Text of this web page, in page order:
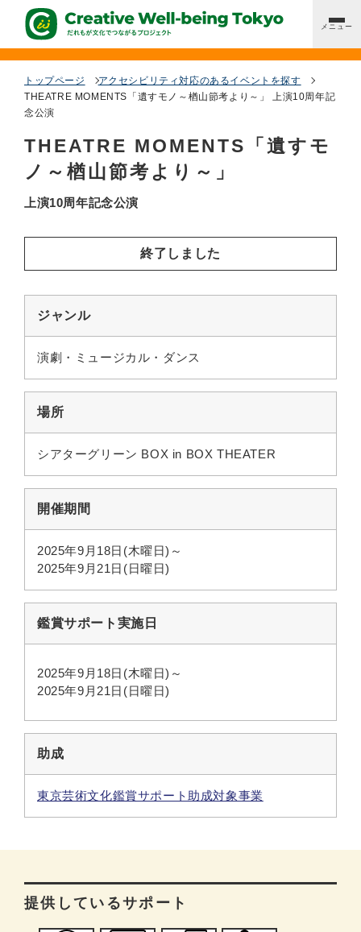
メニュー
アクセシビリティ対応のあるイベントを探す
鑑賞・参画サポートへの支援・助成
検索
トップページ
アクセシビリティ対応のあるイベントを探す
THEATRE MOMENTS「遺すモノ～楢山節考より～」 上演10周年記
念公演
THEATRE MOMENTS「遺すモ
ノ～楢山節考より～」
上演10周年記念公演
終了しました
ジャンル
演劇・ミュージカル・ダンス
場所
シアターグリーン BOX in BOX THEATER
開催期間
2025年9月18日(木曜日)～
2025年9月21日(日曜日)
鑑賞サポート実施日
2025年9月18日(木曜日)～
2025年9月21日(日曜日)
助成
東京芸術文化鑑賞サポート助成対象事業
提供しているサポート